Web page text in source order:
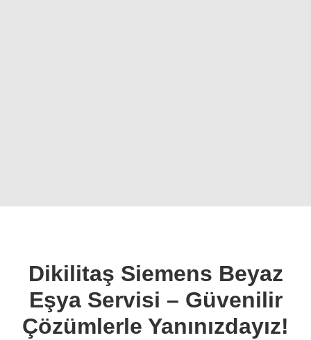
Dikilitaş Siemens Beyaz
Eşya Servisi – Güvenilir
Çözümlerle Yanınızdayız!